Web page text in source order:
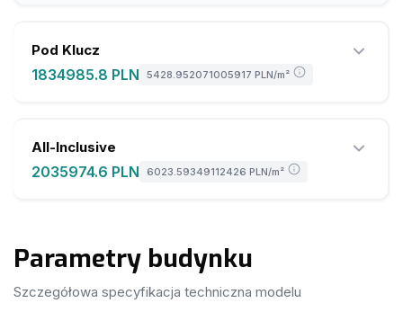
Pod Klucz
1834985.8 PLN 5428.952071005917 PLN/m²
Ogrzewanie podłogowe: maty grafenowe – nowoczesne
i energooszczędne
Podłogi: panele SPC o wysokiej odporności i
All-Inclusive
2035974.6 PLN 6023.59349112426 PLN/m²
Parametry budynku
Szczegółowa specyfikacja techniczna modelu